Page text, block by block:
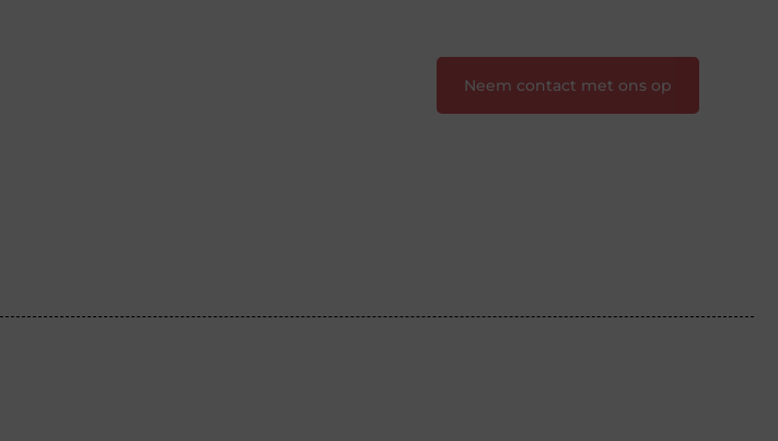
Neem contact met ons op